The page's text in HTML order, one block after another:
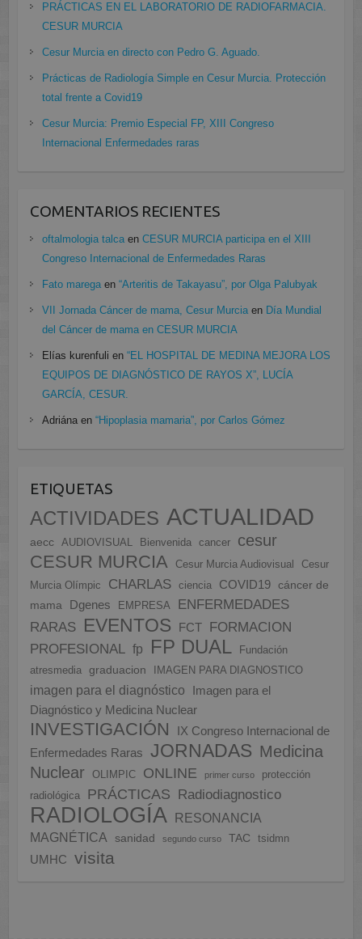
PRÁCTICAS EN EL LABORATORIO DE RADIOFARMACIA.
CESUR MURCIA
Cesur Murcia en directo con Pedro G. Aguado.
Prácticas de Radiología Simple en Cesur Murcia. Protección
total frente a Covid19
Cesur Murcia: Premio Especial FP, XIII Congreso
Internacional Enfermedades raras
COMENTARIOS RECIENTES
oftalmologia talcaen CESUR MURCIA participa en el XIII
Congreso Internacional de Enfermedades Raras
Fato maregaen “Arteritis de Takayasu”, por Olga Palubyak
VII Jornada Cáncer de mama, Cesur Murciaen Día Mundial
del Cáncer de mama en CESUR MURCIA
Elías kurenfuli en “EL HOSPITAL DE MEDINA MEJORA LOS
EQUIPOS DE DIAGNÓSTICO DE RAYOS X”, LUCÍA
GARCÍA, CESUR.
Adriánaen “Hipoplasia mamaria”, por Carlos Gómez
ETIQUETAS
ACTIVIDADES ACTUALIDAD
aecc AUDIOVISUAL Bienvenida cancer cesur
CESUR MURCIA Cesur Murcia Audiovisual
Cesur
Murcia Olímpic
CHARLAS ciencia COVID19
cáncer de
mama
Dgenes EMPRESA
ENFERMEDADES
RARAS EVENTOS FCT
FORMACION
PROFESIONAL fp FP DUAL
Fundación
atresmedia
graduacion IMAGEN PARA DIAGNOSTICO
imagen para el diagnóstico
Imagen para el
Diagnóstico y Medicina Nuclear
INVESTIGACIÓN
IX Congreso Internacional de
Enfermedades Raras
JORNADAS Medicina
Nuclear
OLIMPIC ONLINE primer curso
protección
radiológica
PRÁCTICAS Radiodiagnostico
RADIOLOGÍA
RESONANCIA
MAGNÉTICA
sanidad segundo curso TAC tsidmn
UMHC visita